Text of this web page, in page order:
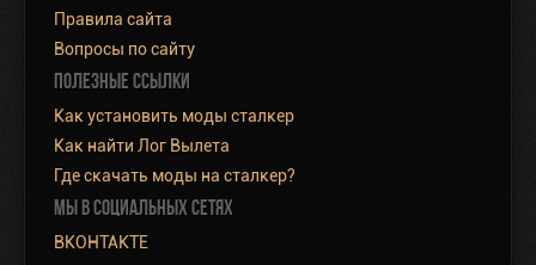
Правила сайта
Вопросы по сайту
ПОЛЕЗНЫЕ ССЫЛКИ
Как установить моды сталкер
Как найти Лог Вылета
Где скачать моды на сталкер?
МЫ В СОЦИАЛЬНЫХ СЕТЯХ
ВКОНТАКТЕ